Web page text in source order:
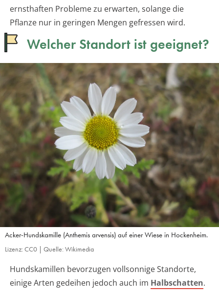
ernsthaften Probleme zu erwarten, solange die
Pflanze nur in geringen Mengen gefressen wird.
Welcher Standort ist geeignet?
Acker-Hundskamille (Anthemis arvensis) auf einer Wiese in Hockenheim.
Lizenz: CC0 | Quelle: Wikimedia
Hundskamillen bevorzugen vollsonnige Standorte,
einige Arten gedeihen jedoch auch im Halbschatten.